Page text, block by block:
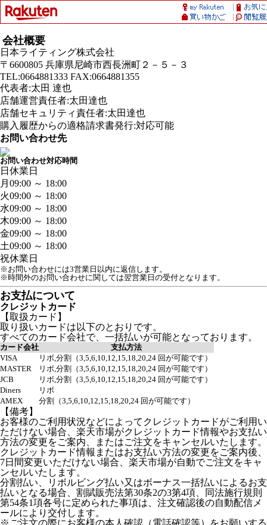
会社概要
日本ライティング株式会社
〒6600805 兵庫県尼崎市西長洲町２－５－３
TEL:0664881333 FAX:0664881355
代表者:太田 達也
店舗運営責任者:太田達也
店舗セキュリティ責任者:太田達也
購入履歴からの適格請求書発行:対応可能
お問い合わせ先
お問い合わせ対応時間
日 休業日
月 09:00 ～ 18:00
火09:00 ～ 18:00
水09:00 ～ 18:00
木09:00 ～ 18:00
金09:00 ～ 18:00
土09:00 ～ 18:00
祝休業日
※お問い合わせには3営業日以内に返信します。
※時間外のお問い合わせに関しては翌営業日の受付となります。
お支払について
クレジットカード
【取扱カード】
取り扱いカードは以下のとおりです。
すべてのカード会社で、一括払いが可能となっております。
カード会社
支払方法
VISA
リボ,分割（3,5,6,10,12,15,18,20,24 回が可能です）
MASTER
リボ,分割（3,5,6,10,12,15,18,20,24 回が可能です）
JCB
リボ,分割（3,5,6,10,12,15,18,20,24 回が可能です）
Diners
リボ
AMEX
分割（3,5,6,10,12,15,18,20,24 回が可能です）
【備考】
お客様のご利用状況などによってクレジットカードがご利用い
ただけない場合、楽天市場がクレジットカード情報やお支払い
方法の変更をご案内、またはご注文をキャンセルいたします。
クレジットカード情報またはお支払い方法の変更をご案内後、
7日間変更いただけない場合、楽天市場が自動でご注文をキャ
ンセルいたします。
分割払い、リボルビング払い又はボーナス一括払いによるお支
払いとなる場合、割賦販売法第30条2の3第4項、同法施行規則
第54条1項各号に定められた事項は、注文確認後の自動配信メ
ールにより交付します。
※ご注文の際にお客様の本人確認（電話確認等）をお願いする